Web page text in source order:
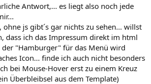
Antwort,... es liegt also noch jede
ohne js gibt´s gar nichts zu sehen... willst
dass ich das Impressum direkt im html
der "Hamburger" für das Menü wird
Icon... finde ich auch nicht besonders
bei Mouse-Hover erst zu einem Kreuz
Überbleibsel aus dem Template)